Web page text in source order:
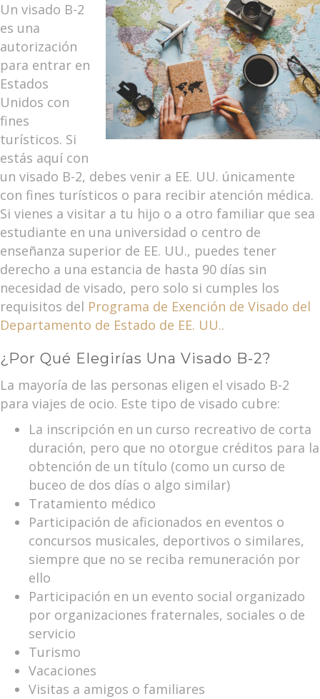
Un visado B-2
es una
autorización
para entrar en
Estados
Unidos con
fines
turísticos. Si
estás aquí con
un visado B-2, debes venir a EE. UU. únicamente
con fines turísticos o para recibir atención médica.
Si vienes a visitar a tu hijo o a otro familiar que sea
estudiante en una universidad o centro de
enseñanza superior de EE. UU., puedes tener
derecho a una estancia de hasta 90 días sin
necesidad de visado, pero solo si cumples los
requisitos del Programa de Exención de Visado del
Departamento de Estado de EE. UU..
¿Por Qué Elegirías Una Visado B-2?
La mayoría de las personas eligen el visado B-2
para viajes de ocio. Este tipo de visado cubre:
La inscripción en un curso recreativo de corta
duración, pero que no otorgue créditos para la
obtención de un título (como un curso de
buceo de dos días o algo similar)
Tratamiento médico
Participación de aficionados en eventos o
concursos musicales, deportivos o similares,
siempre que no se reciba remuneración por
ello
Participación en un evento social organizado
por organizaciones fraternales, sociales o de
servicio
Turismo
Vacaciones
Visitas a amigos o familiares